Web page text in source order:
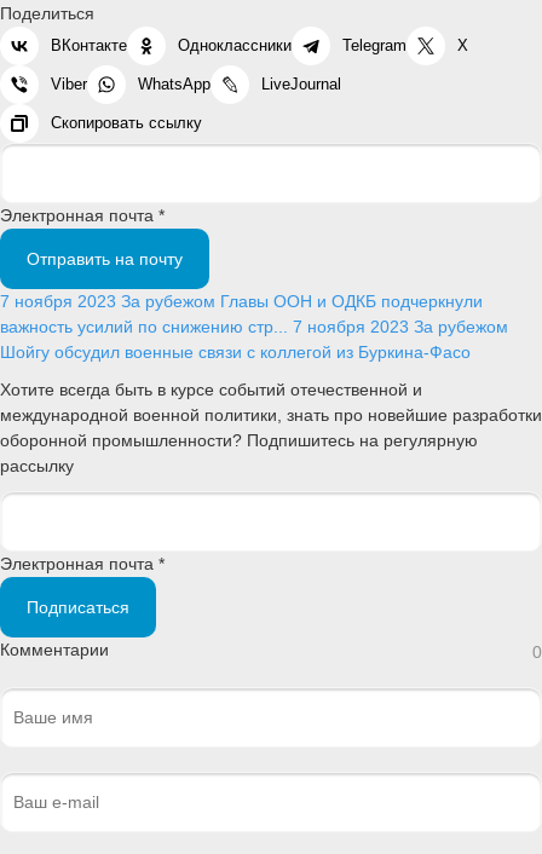
Поделиться
ВКонтакте Одноклассники Telegram X
Viber WhatsApp LiveJournal
Скопировать ссылку
Электронная почта *
Отправить на почту
7 ноября 2023 За рубежом Главы ООН и ОДКБ подчеркнули
важность усилий по снижению стр... 7 ноября 2023 За рубежом
Шойгу обсудил военные связи с коллегой из Буркина-Фасо
Хотите всегда быть в курсе событий отечественной и
международной военной политики, знать про новейшие разработки
оборонной промышленности? Подпишитесь на регулярную
рассылку
Электронная почта *
Подписаться
Комментарии 0